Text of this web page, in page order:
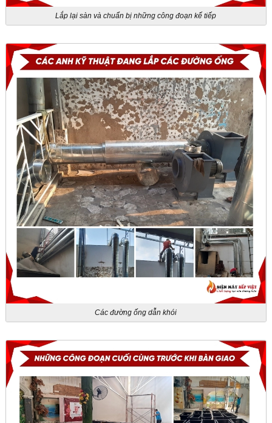
Lắp lại sàn và chuẩn bị những công đoạn kế tiếp
Các đường ống dẫn khói